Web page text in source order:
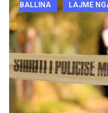
BALLINA LAJME